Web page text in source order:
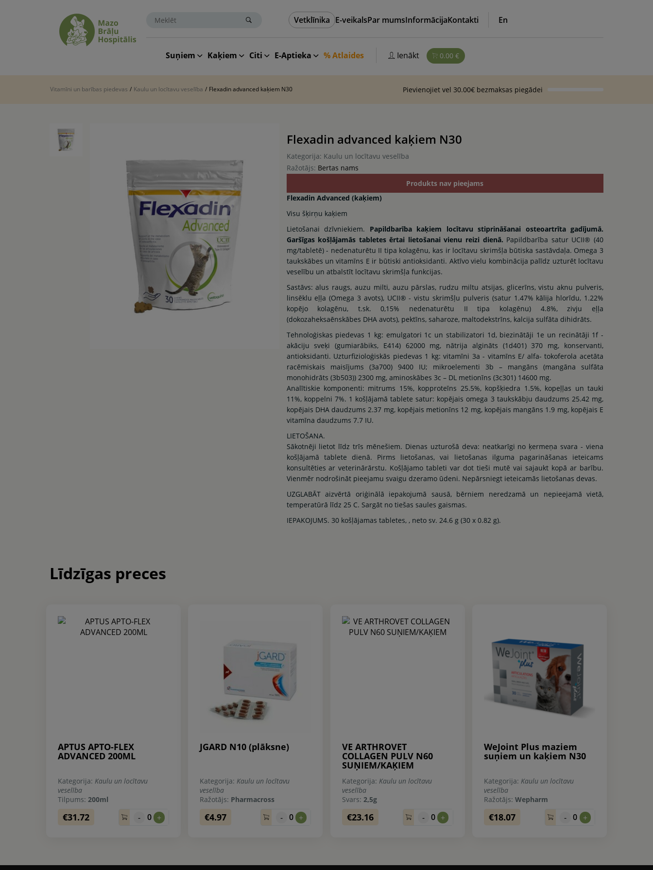
Vetklīnika E-veikalsPar mumsInformācijaKontakti En
Suņiem Kaķiem Citi E-Aptieka % Atlaides Ienākt 0.00 €
Pievienojiet vel 30.00€ bezmaksas piegādei
Vitamīni un barības piedevas / Kaulu un locītavu veselība / Flexadin advanced kaķiem N30
Flexadin advanced kaķiem N30
Kategorija: Kaulu un locītavu veselība
Ražotājs: Bertas nams
Produkts nav pieejams
Flexadin Advanced (kaķiem)
Visu šķirņu kaķiem
Lietošanai dzīvniekiem. Papildbarība kaķiem locītavu stiprināšanai osteoartrīta gadījumā.
Garšīgas košļājamās tabletes ērtai lietošanai vienu reizi dienā. Papildbarība satur UCII® (40
mg/tabletē) - nedenaturētu II tipa kolagēnu, kas ir locītavu skrimšļa būtiska sastāvdaļa. Omega 3
taukskābes un vitamīns E ir būtiski antioksidanti. Aktīvo vielu kombinācija palīdz uzturēt locītavu
veselību un atbalstīt locītavu skrimšļa funkcijas.
Sastāvs: alus raugs, auzu milti, auzu pārslas, rudzu miltu atsijas, glicerīns, vistu aknu pulveris,
linsēklu eļļa (Omega 3 avots), UCII® - vistu skrimšļu pulveris (satur 1.47% kālija hlorīdu, 1.22%
kopējo kolagēnu, t.sk. 0,15% nedenaturētu II tipa kolagēnu) 4.8%, zivju eļļa
(dokozaheksaēnskābes DHA avots), pektīns, saharoze, maltodekstrīns, kalcija sulfāta dihidrāts.
Tehnoloģiskas piedevas 1 kg: emulgatori 1c un stabilizatori 1d, biezinātāji 1e un recinātāji 1f -
akāciju sveķi (gumiarābiks, E414) 62000 mg, nātrija algināts (1d401) 370 mg, konservanti,
antioksidanti. Uzturfizioloģiskās piedevas 1 kg: vitamīni 3a - vitamīns E/ alfa- tokoferola acetāta
racēmiskais maisījums (3a700) 9400 IU; mikroelementi 3b – mangāns (mangāna sulfāta
monohidrāts (3b503)) 2300 mg, aminoskābes 3c – DL metionīns (3c301) 14600 mg.
Analītiskie komponenti: mitrums 15%, kopproteīns 25.5%, kopšķiedra 1.5%, kopeļļas un tauki
11%, koppelni 7%. 1 košļājamā tablete satur: kopējais omega 3 taukskābju daudzums 25.42 mg,
kopējais DHA daudzums 2.37 mg, kopējais metionīns 12 mg, kopējais mangāns 1.9 mg, kopējais E
vitamīna daudzums 7.7 IU.
LIETOŠANA.
Sākotnēji lietot līdz trīs mēnešiem. Dienas uzturošā deva: neatkarīgi no ķermeņa svara - viena
košļājamā tablete dienā. Pirms lietošanas, vai lietošanas ilguma pagarināšanas ieteicams
konsultēties ar veterinārārstu. Košļājamo tableti var dot tieši mutē vai sajaukt kopā ar barību.
Vienmēr nodrošināt pieejamu svaigu dzeramo ūdeni. Nepārsniegt ieteicamās lietošanas devas.
UZGLABĀT aizvērtā oriģinālā iepakojumā sausā, bērniem neredzamā un nepieejamā vietā,
temperatūrā līdz 25 C. Sargāt no tiešas saules gaismas.
IEPAKOJUMS. 30 košļājamas tabletes, , neto sv. 24.6 g (30 x 0.82 g).
Līdzīgas preces
APTUS APTO-FLEX
ADVANCED 200ML
Kategorija: Kaulu un locītavu
veselība
Tilpums:200ml
€31.72 - 0 +
JGARD N10 (plāksne)
Kategorija: Kaulu un locītavu
veselība
Ražotājs: Pharmacross
€4.97 - 0 +
VE ARTHROVET
COLLAGEN PULV N60
SUŅIEM/KAĶIEM
Kategorija: Kaulu un locītavu
veselība
Svars: 2,5g
€23.16 - 0 +
WeJoint Plus maziem
suņiem un kaķiem N30
Kategorija: Kaulu un locītavu
veselība
Ražotājs: Wepharm
€18.07 - 0 +